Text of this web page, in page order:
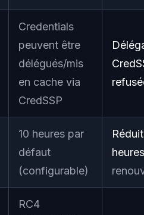
Credentials
peuvent être
délégués/mis
en cache via
CredSSP
10 heures par
défaut
(configurable)
heures
RC4